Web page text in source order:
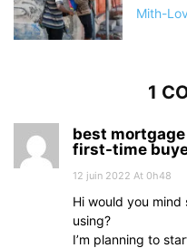
Mith-
1
best
first-time
12 juin 2022 At 0h48
Hi would you
using?
I’m planning to